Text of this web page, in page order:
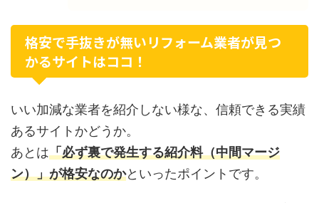
格安で手抜きが無いリフォーム業者が見つ
かるサイトはココ！
いい加減な業者を紹介しない様な、信頼できる実績
あるサイトかどうか。
あとは「必ず裏で発生する紹介料（中間マージ
ン）」が格安なのかといったポイントです。